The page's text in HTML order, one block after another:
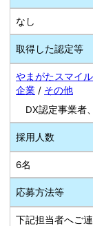
なし
取得した認定等
やまがたスマイ
企業 / その他
DX認定事業者
採用人数
6名
応募方法等
下記担当者へご連